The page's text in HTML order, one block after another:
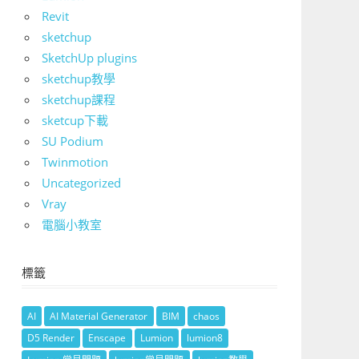
Revit
sketchup
SketchUp plugins
sketchup教學
sketchup課程
sketcup下載
SU Podium
Twinmotion
Uncategorized
Vray
電腦小教室
標籤
AI AI Material Generator BIM
chaos
D5 Render
Enscape Lumion
lumion8